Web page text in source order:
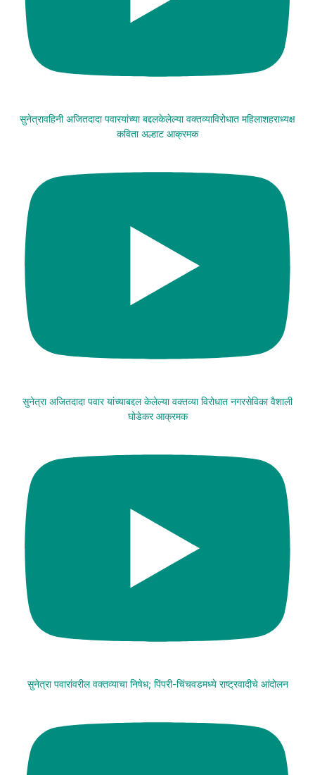
सुनेत्रावहिनी अजितदादा पवारयांच्या बद्दलकेलेल्या वक्तव्याविरोधात महिलाशहराध्यक्ष
कविता अल्हाट आक्रमक
सुनेत्रा अजितदादा पवार यांच्याबद्दल केलेल्या वक्तव्या विरोधात नगरसेविका वैशाली
घोडेकर आक्रमक
सुनेत्रा पवारांवरील वक्तव्याचा निषेध; पिंपरी-चिंचवडमध्ये राष्ट्रवादीचे आंदोलन